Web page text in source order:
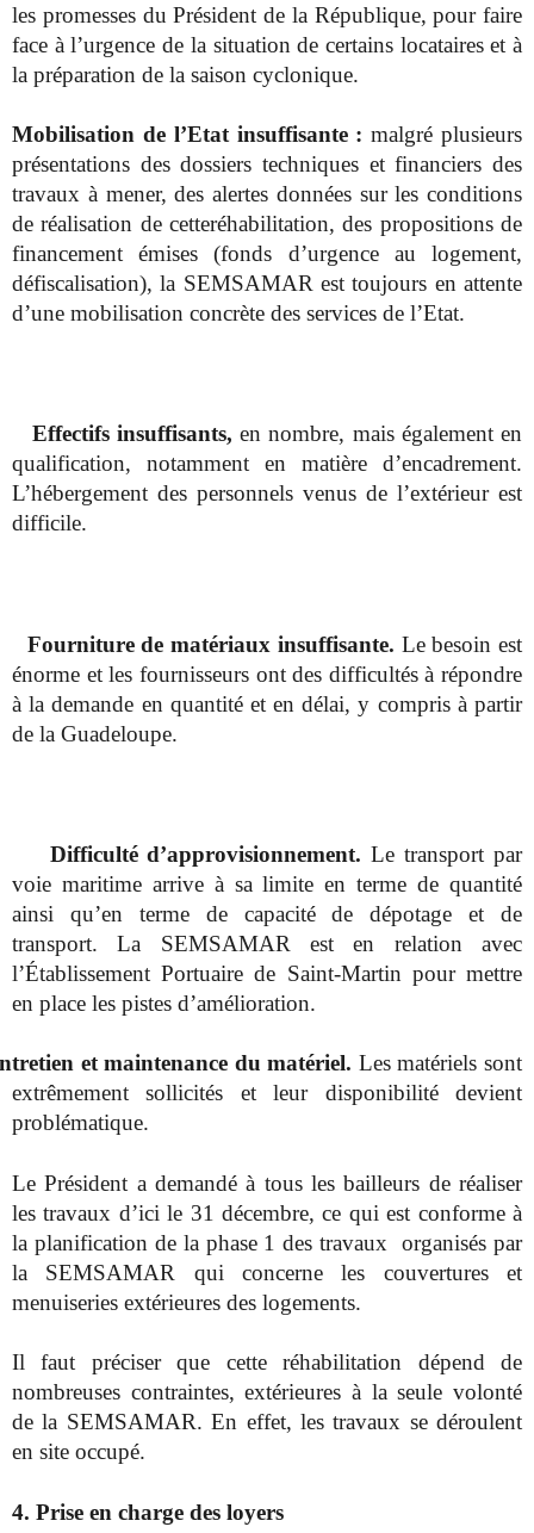
les promesses du Président de la République, pour faire
face à l’urgence de la situation de certains locataires et à
la préparation de la saison cyclonique.
Mobilisation de l’Etat insuffisante :malgré plusieurs
présentations des dossiers techniques et financiers des
travaux à mener, des alertes données sur les conditions
de réalisation de cetteréhabilitation, des propositions de
financement émises (fonds d’urgence au logement,
défiscalisation), la SEMSAMAR est toujours en attente
d’une mobilisation concrète des services de l’Etat.
Effectifs insuffisants, en nombre, mais également en
qualification, notamment en matière d’encadrement.
L’hébergement des personnels venus de l’extérieur est
difficile.
Fourniture de matériaux insuffisante. Le besoin est
énorme et les fournisseurs ont des difficultés à répondre
à la demande en quantité et en délai, y compris à partir
de la Guadeloupe.
Difficulté d’approvisionnement.Le transport par
voie maritime arrive à sa limite en terme de quantité
ainsi qu’en terme de capacité de dépotage et de
transport. La SEMSAMAR est en relation avec
l’Établissement Portuaire de Saint-Martin pour mettre
en place les pistes d’amélioration.
et maintenance du matériel. Les matériels sont
extrêmement sollicités et leur disponibilité devient
problématique.
Le Président a demandé à tous les bailleurs de réaliser
les travaux d’ici le 31 décembre, ce qui est conforme à
la planification de la phase 1 des travaux
organisés par
la SEMSAMAR qui concerne les couvertures et
menuiseries extérieures des logements.
Il faut préciser que cette réhabilitation dépend de
nombreuses contraintes, extérieures à la seule volonté
de la SEMSAMAR. En effet, les travaux se déroulent
en site occupé.
4. Prise en charge des loyers